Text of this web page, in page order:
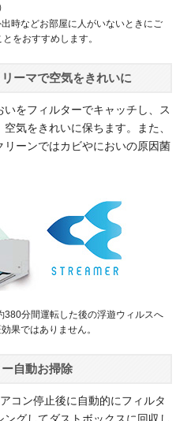
時などお部屋に人がいないときにご
をおすすめします。
ーマで空気をきれいに
をフィルターでキャッチし、ス
気をきれいに保ちます。また、
ーンではカビやにおいの原因菌
分間運転した後の浮遊ウィルスへ
果ではありません。
自動お掃除
コン停止後に自動的にフィルタ
グしてダストボックスに回収し